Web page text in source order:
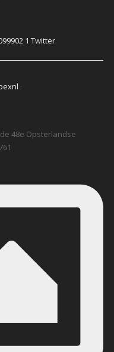
1 Twitter
·
48e Opsterlandse